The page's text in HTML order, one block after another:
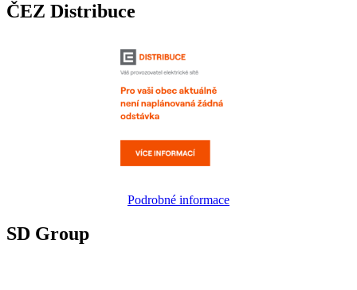
ČEZ Distribuce
Podrobné informace
SD Group